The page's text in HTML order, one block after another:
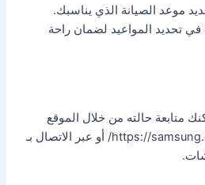
موعد الصيانة الذي يناسبك.
تحديد المواعيد لضمان راحة
متابعة حالته من خلال الموقع
الرسمي https://samsung.egyptagent.com/ أو عبر الاتصال بـ